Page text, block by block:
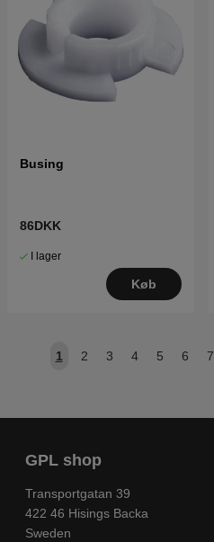
Busing
86DKK
I lager
Køb
1 2 3 4 5 6 7
GPL shop
Transportgatan 39
422 46 Hisings Backa
Sweden